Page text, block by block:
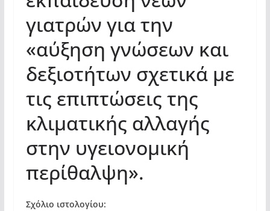
γιατρών για την
«αύξηση γνώσεων και
δεξιοτήτων σχετικά με
τις επιπτώσεις της
κλιματικής αλλαγής
στην υγειονομική
περίθαλψη».
Σχόλιο ιστολογίου: